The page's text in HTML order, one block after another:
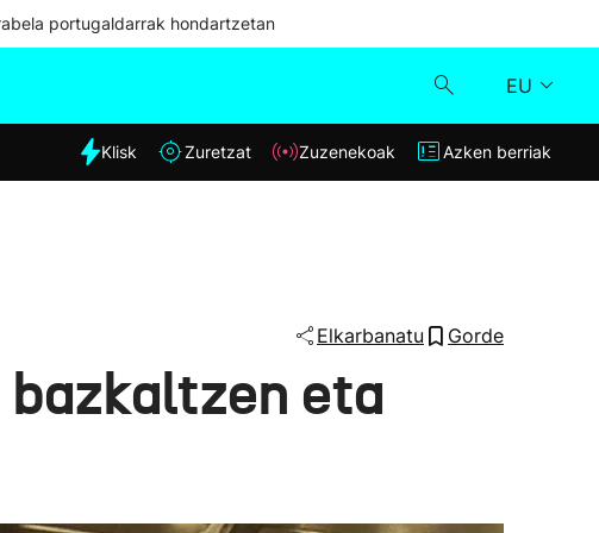
portugaldarrak hondartzetan
EU
Eguraldia
Klisk
Klisk Zuretzat Zuzenekoak Azken berriak
Elkarbanatu Gorde
eta